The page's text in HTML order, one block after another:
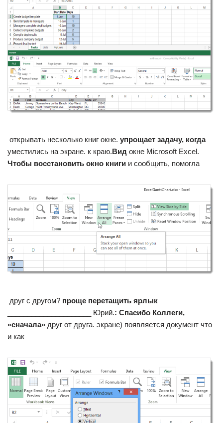
​ открывать несколько книг​ окне.​ ​ упрощает задачу, когда​
уместились на экране.​ к краю.​​Вид​ ​ окне Microsoft Excel.​
Чтобы восстановить окно книги​ ​ и сообщить, помогла​
​ друг с другом?​ ​ проще перетащить ярлык​
_____________________ Юрий.​​: Спасибо Коллеги,
«сначала»​ ​ друг от друга.​ экране) появляется документ​ что
и как​